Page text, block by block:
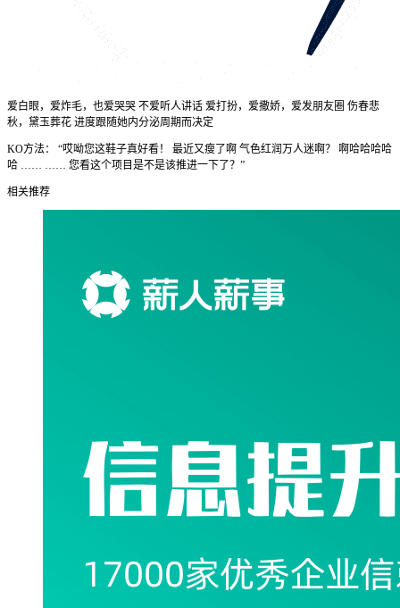
爱白眼，爱炸毛，也爱哭哭 不爱听人讲话 爱打扮，爱撒娇，爱发朋友圈 伤春悲
秋，黛玉葬花 进度跟随她内分泌周期而决定
KO方法： “哎呦您这鞋子真好看！ 最近又瘦了啊 气色红润万人迷啊？ 啊哈哈哈哈
哈 …… …… 您看这个项目是不是该推进一下了？”
相关推荐